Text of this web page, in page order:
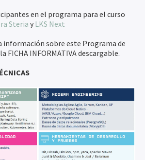
en el programa para el curso
Steria y LKS Next
información sobre este Programa de
FICHA INFORMATIVA descargable.